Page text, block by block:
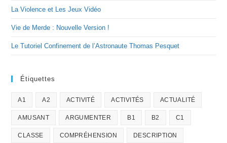
La Violence et Les Jeux Vidéo
Vie de Merde : Nouvelle Version !
Le Tutoriel Confinement de l’Astronaute Thomas Pesquet
Étiquettes
A1 A2 ACTIVITÉ ACTIVITÉS ACTUALITÉ
AMUSANT ARGUMENTER B1 B2 C1
CLASSE COMPRÉHENSION DESCRIPTION